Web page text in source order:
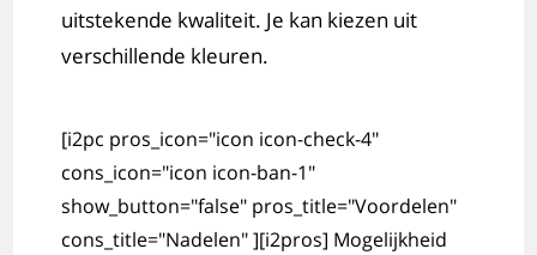
uitstekende kwaliteit. Je kan kiezen uit
verschillende kleuren.
[i2pc pros_icon="icon icon-check-4"
cons_icon="icon icon-ban-1"
show_button="false" pros_title="Voordelen"
cons_title="Nadelen" ][i2pros] Mogelijkheid